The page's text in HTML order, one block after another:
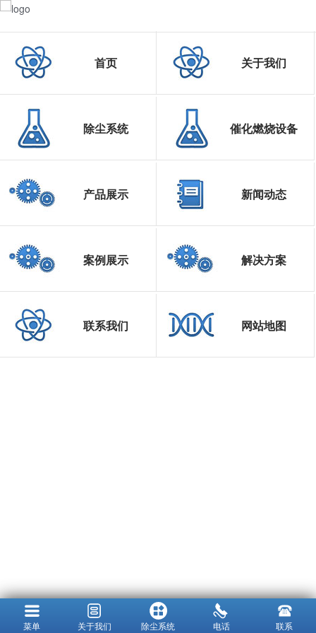
首页 关于我们
除尘系统 催化燃烧设备
产品展示 新闻动态
案例展示 解决方案
联系我们 网站地图
菜单 关于我们 除尘系统 电话 联系